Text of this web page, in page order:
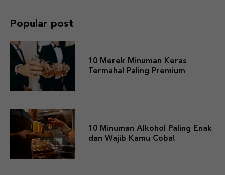
Popular post
10 Merek Minuman Keras
Termahal Paling Premium
10 Minuman Alkohol Paling Enak
dan Wajib Kamu Coba!